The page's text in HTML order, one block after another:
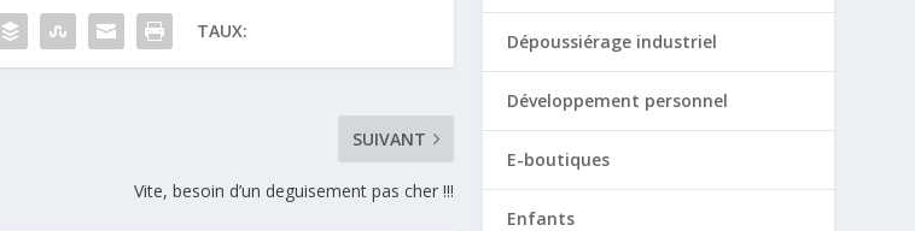
TAUX:
SUIVANT
Vite, besoin d’un deguisement pas cher !!!
Dépoussiérage industriel
Développement personnel
E-boutiques
Enfants